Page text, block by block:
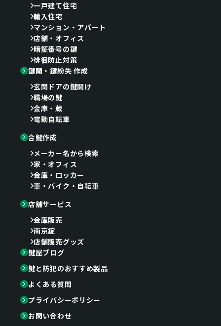
一戸建て住宅
輸入住宅
マンション・アパート
店舗・オフィス
暗証番号の鍵
徘徊防止対策
鍵開・鍵紛失 作成
玄関ドアの鍵開け
職場の鍵
金庫・蔵
電動自転車
合鍵作成
メーカー名から検索
家・オフィス
金庫・ロッカー
車・バイク・自転車
店舗サービス
金庫販売
南京錠
店舗販売グッズ
鍵屋ブログ
鍵と防犯のおすすめ製品
よくある質問
プライバシーポリシー
お問い合わせ